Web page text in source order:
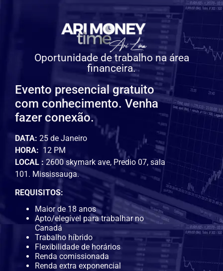
Oportunidade de trabalho na área
financeira.
Evento presencial gratuito
com conhecimento. Venha
fazer conexão.
DATA: 25 de Janeiro
HORA: 12 PM
LOCAL : 2600 skymark ave, Predio 07, sala
101. Mississauga.
REQUISITOS:
Maior de 18 anos
Apto/elegível para trabalhar no
Canadá
Trabalho híbrido
Flexibilidade de horários
Renda comissionada
Renda extra exponencial